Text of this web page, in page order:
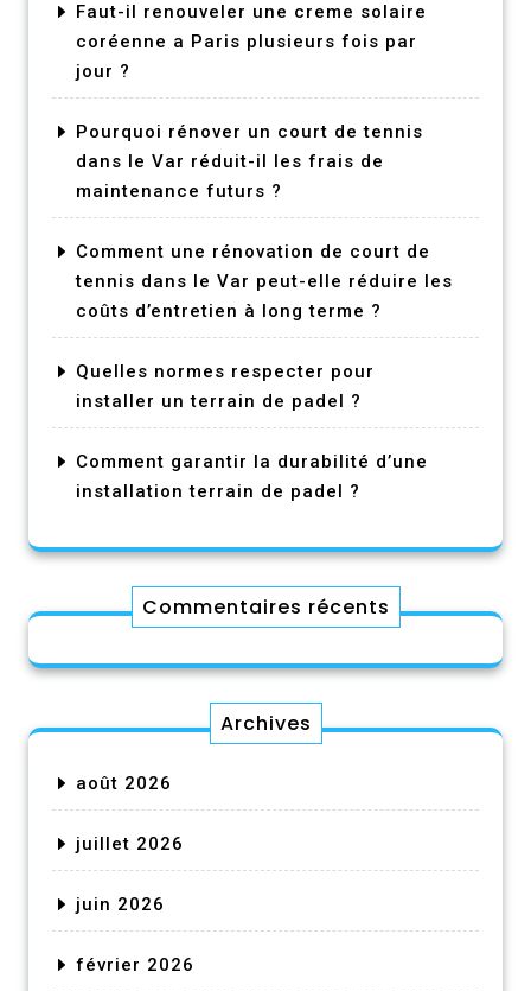
Faut-il renouveler une creme solaire
coréenne a Paris plusieurs fois par
jour ?
Pourquoi rénover un court de tennis
dans le Var réduit-il les frais de
maintenance futurs ?
Comment une rénovation de court de
tennis dans le Var peut-elle réduire les
coûts d’entretien à long terme ?
Quelles normes respecter pour
installer un terrain de padel ?
Comment garantir la durabilité d’une
installation terrain de padel ?
Commentaires récents
Archives
août 2026
juillet 2026
juin 2026
février 2026